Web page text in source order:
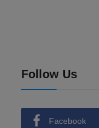
Follow Us
Facebook